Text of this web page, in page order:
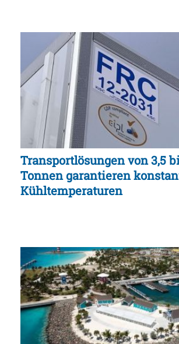
Transportlösungen von 3,5
Tonnen garantieren
Kühltemperaturen